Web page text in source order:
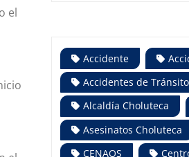
el
Accidente
Accidentes de Tránsito
Alcaldía Choluteca
Asesinatos Choluteca
CENAOS